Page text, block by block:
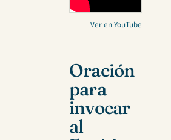
Ver en YouTube
Oración
para
invocar
al